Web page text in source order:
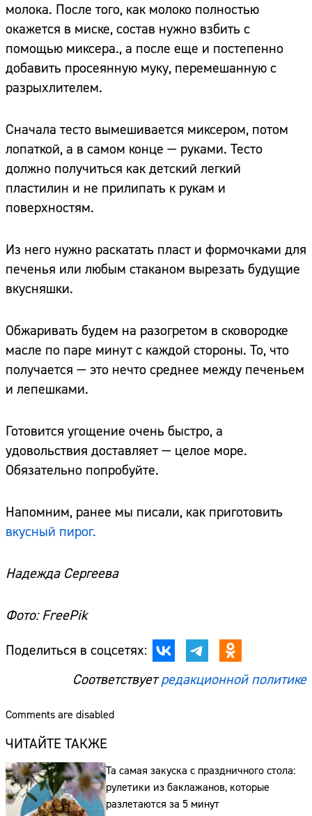
молока. После того, как молоко полностью
окажется в миске, состав нужно взбить с
помощью миксера., а после еще и постепенно
добавить просеянную муку, перемешанную с
разрыхлителем.
Сначала тесто вымешивается миксером, потом
лопаткой, а в самом конце — руками. Тесто
должно получиться как детский легкий
пластилин и не прилипать к рукам и
поверхностям.
Из него нужно раскатать пласт и формочками для
печенья или любым стаканом вырезать будущие
вкусняшки.
Обжаривать будем на разогретом в сковородке
масле по паре минут с каждой стороны. То, что
получается — это нечто среднее между печеньем
и лепешками.
Готовится угощение очень быстро, а
удовольствия доставляет — целое море.
Обязательно попробуйте.
Напомним, ранее мы писали, как приготовить
вкусный пирог.
Надежда Сергеева
Фото: FreePik
Поделиться в соцсетях:
Соответствуетредакционной политике
Comments are disabled
ЧИТАЙТЕ ТАКЖЕ
Та самая закуска с праздничного стола:
рулетики из баклажанов, которые
разлетаются за 5 минут